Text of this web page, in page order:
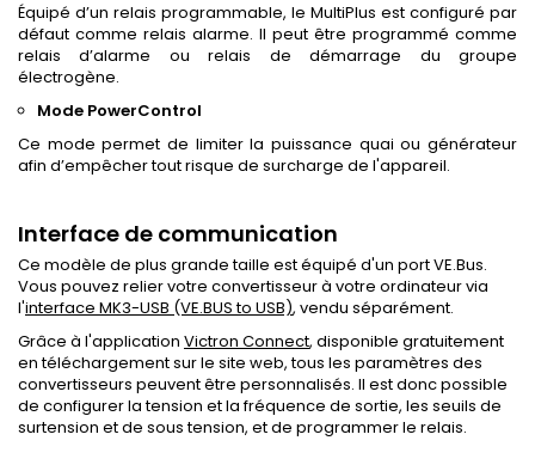
Équipé d’un relais programmable, le MultiPlus est configuré par
défaut comme relais alarme. Il peut être programmé comme
relais d’alarme ou relais de démarrage du groupe
électrogène.
Mode PowerControl
Ce mode permet de limiter la puissance quai ou générateur
afin d’empêcher tout risque de surcharge de l'appareil.
Interface de communication
Ce modèle de plus grande taille est équipé d'un port VE.Bus.
Vous pouvez relier votre convertisseur à votre ordinateur via
l'interface MK3-USB (VE.BUS to USB), vendu séparément.
Grâce à l'application Victron Connect, disponible gratuitement
en téléchargement sur le site web, tous les paramètres des
convertisseurs peuvent être personnalisés. Il est donc possible
de configurer la tension et la fréquence de sortie, les seuils de
surtension et de sous tension, et de programmer le relais.